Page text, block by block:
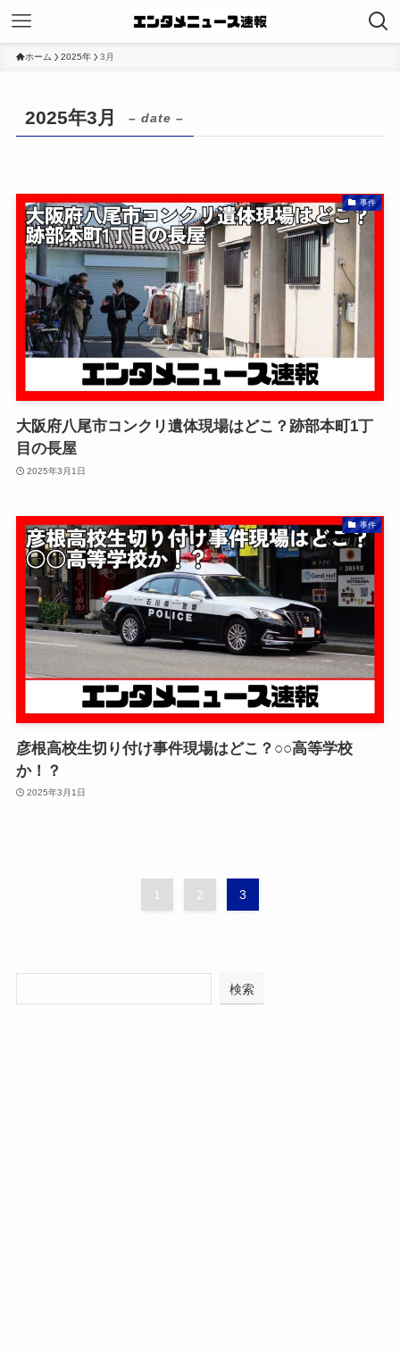
ホーム 2025年 3月
2025年3月 – date –
事件
大阪府八尾市コンクリ遺体現場はどこ？跡部本町1丁
目の長屋
2025年3月1日
事件
彦根高校生切り付け事件現場はどこ？○○高等学校
か！？
2025年3月1日
1 2 3
検索